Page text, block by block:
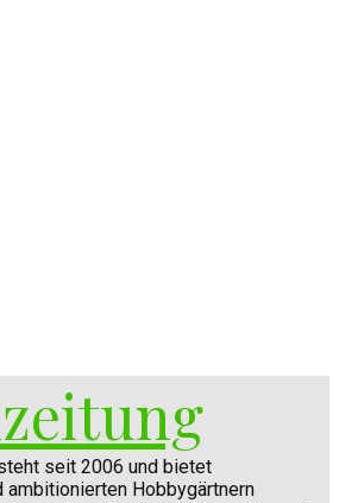
seit 2006 und bietet
ambitionierten Hobbygärtnern